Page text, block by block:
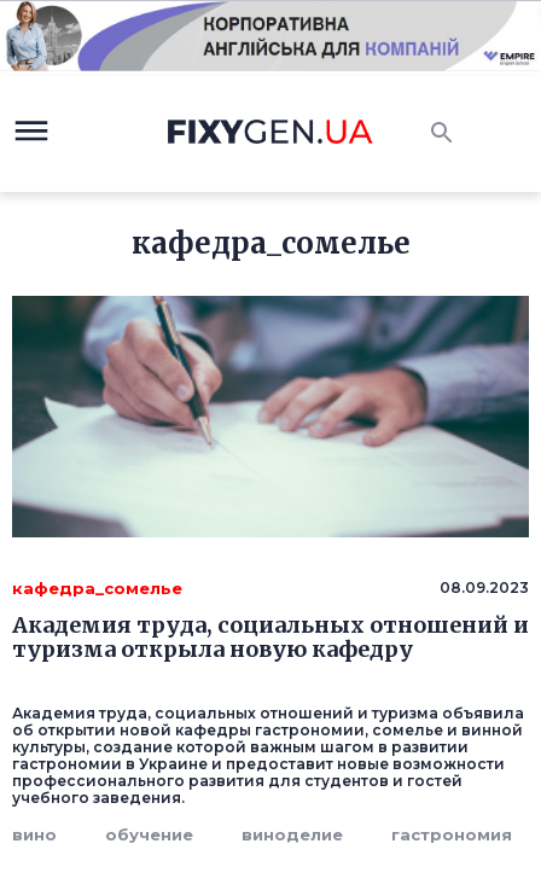
кафедра_сомелье
кафедра_сомелье 08.09.2023
Академия труда, социальных отношений и
туризма открыла новую кафедру
Академия труда, социальных отношений и туризма объявила
об открытии новой кафедры гастрономии, сомелье и винной
культуры, создание которой важным шагом в развитии
гастрономии в Украине и предоставит новые возможности
профессионального развития для студентов и гостей
учебного заведения.
вино обучение виноделие гастрономия